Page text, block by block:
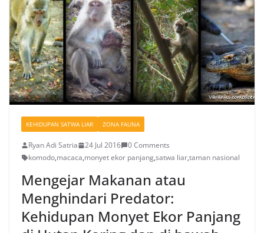
KEHIDUPAN SATWA LIAR ZONA FAUNA
Ryan Adi Satria 24 Jul 2016
0 Comments
komodo,macaca,monyet ekor panjang,satwa liar,taman nasional
Mengejar Makanan atau
Menghindari Predator:
Kehidupan Monyet Ekor Panjang